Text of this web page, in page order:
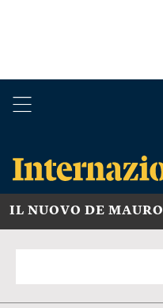
IL NUOVO DE MAURO